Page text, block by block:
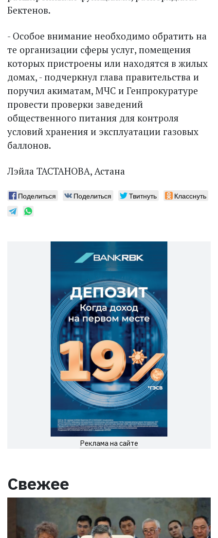
Бектенов.
- Особое внимание необходимо обратить на
те организации сферы услуг, помещения
которых пристроены или находятся в жилых
домах, - подчеркнул глава правительства и
поручил акиматам, МЧС и Генпрокуратуре
провести проверки заведений
общественного питания для контроля
условий хранения и эксплуатации газовых
баллонов.
Лэйла ТАСТАНОВА, Астана
Поделиться Поделиться Твитнуть Класснуть
Реклама на сайте
Свежее